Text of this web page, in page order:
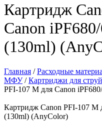
Картридж
Canon
(130ml)
Главная /Расходные
МФУ/Картриджи для
PFI-107 М для Canon
Картридж Canon PFI-107 М
(130ml) (AnyColor)